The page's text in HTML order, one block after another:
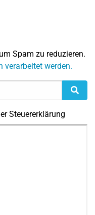
Spam zu reduzieren.
verarbeitet werden.
Steuererklärung